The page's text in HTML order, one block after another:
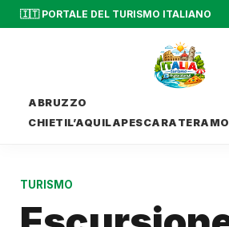
🇮🇹 PORTALE DEL TURISMO ITALIANO
ABRUZZO
CHIETIL’AQUILAPESCARA TERAMO
TURISMO